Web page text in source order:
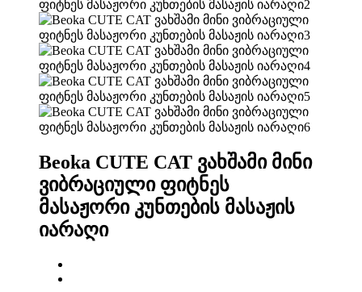
Beoka CUTE CAT ვახშამი მინი
ვიბრაციული ფიტნეს
მასაჟორი კუნთების მასაჟის
იარაღი